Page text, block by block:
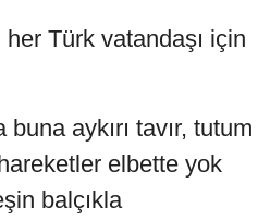
Türk vatandaşı için
aykırı tavır, tutum
elbette yok
balçıkla